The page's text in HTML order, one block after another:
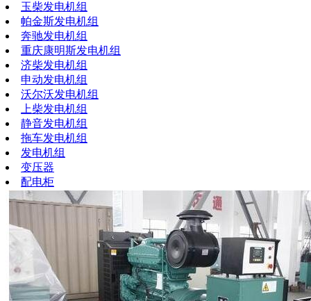
玉柴发电机组
帕金斯发电机组
奔驰发电机组
重庆康明斯发电机组
济柴发电机组
申动发电机组
沃尔沃发电机组
上柴发电机组
静音发电机组
拖车发电机组
发电机组
变压器
配电柜